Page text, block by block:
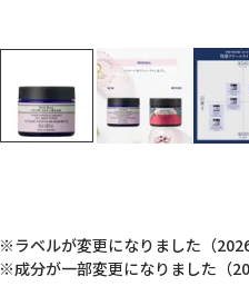
※ラベルが変更になりました（
※成分が一部変更になりました（